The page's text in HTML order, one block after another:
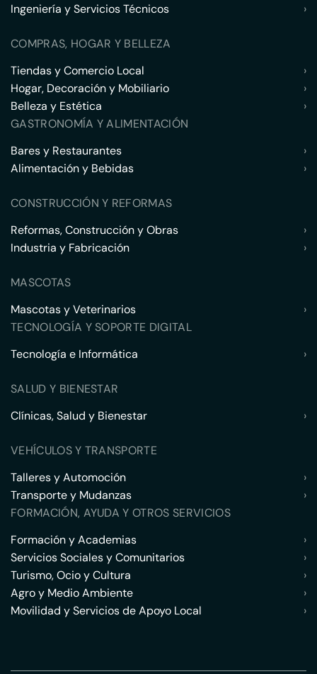
Ingeniería y Servicios Técnicos
›
COMPRAS, HOGAR Y BELLEZA
Tiendas y Comercio Local
›
Hogar, Decoración y Mobiliario
›
Belleza y Estética
›
GASTRONOMÍA Y ALIMENTACIÓN
Bares y Restaurantes
›
Alimentación y Bebidas
›
CONSTRUCCIÓN Y REFORMAS
Reformas, Construcción y Obras
›
Industria y Fabricación
›
MASCOTAS
Mascotas y Veterinarios
›
TECNOLOGÍA Y SOPORTE DIGITAL
Tecnología e Informática
›
SALUD Y BIENESTAR
Clínicas, Salud y Bienestar
›
VEHÍCULOS Y TRANSPORTE
Talleres y Automoción
›
Transporte y Mudanzas
›
FORMACIÓN, AYUDA Y OTROS SERVICIOS
Formación y Academias
›
Servicios Sociales y Comunitarios
›
Turismo, Ocio y Cultura
›
Agro y Medio Ambiente
›
Movilidad y Servicios de Apoyo Local
›